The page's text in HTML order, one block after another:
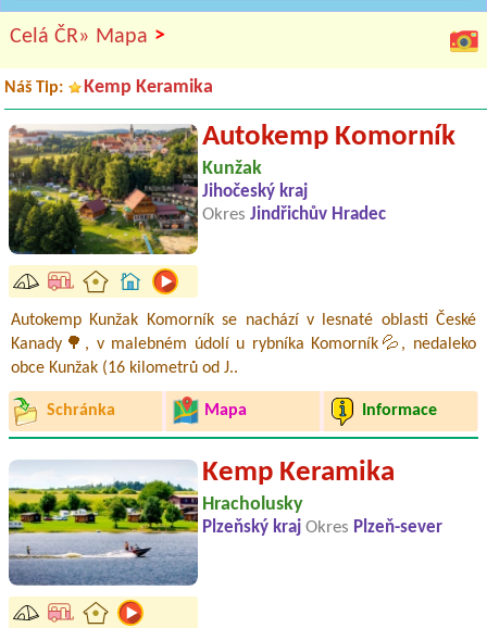
Celá ČR» Mapa >
Náš Tip: Kemp Keramika
Autokemp Komorník
Kunžak
Jihočeský kraj
Okres Jindřichův Hradec
Autokemp Kunžak Komorník se nachází v lesnaté oblasti České
Kanady🌳, v malebném údolí u rybníka Komorník💦, nedaleko
obce Kunžak (16 kilometrů od J..
Schránka Mapa Informace
Kemp Keramika
Hracholusky
Plzeňský kraj Okres Plzeň-sever